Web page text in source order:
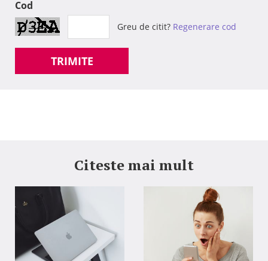
Cod
Greu de citit? Regenerare cod
TRIMITE
Citeste mai mult